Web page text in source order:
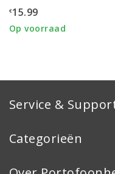
€15.99
Op voorraad
Service &
Categorieën